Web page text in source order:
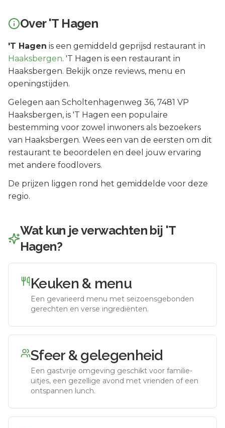
Over'T Hagen
'T Hagen is een gemiddeld geprijsd restaurant in
Haaksbergen. 'T Hagen is een restaurant in
Haaksbergen. Bekijk onze reviews, menu en
openingstijden.
Gelegen aan Scholtenhagenweg 36, 7481 VP
Haaksbergen, is 'T Hagen een populaire
bestemming voor zowel inwoners als bezoekers
van Haaksbergen. Wees een van de eersten om dit
restaurant te beoordelen en deel jouw ervaring
met andere foodlovers.
De prijzen liggen rond het gemiddelde voor deze
regio.
Wat kun je verwachten bij 'T
Hagen?
Keuken & menu
Een gevarieerd menu met seizoensgebonden
gerechten en verse ingrediënten.
Sfeer & gelegenheid
Een gastvrije omgeving geschikt voor familie-
uitjes, een gezellige avond met vrienden of een
ontspannen lunch.